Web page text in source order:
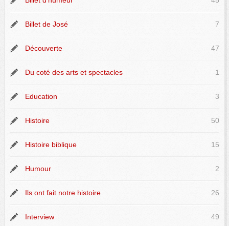
Billet de José 7
Découverte 47
Du coté des arts et spectacles 1
Education 3
Histoire 50
Histoire biblique 15
Humour 2
Ils ont fait notre histoire 26
Interview 49